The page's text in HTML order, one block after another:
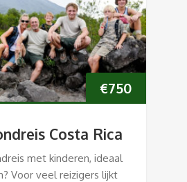
€750
Costa Rica
met kinderen, ideaal
Voor veel reizigers lijkt